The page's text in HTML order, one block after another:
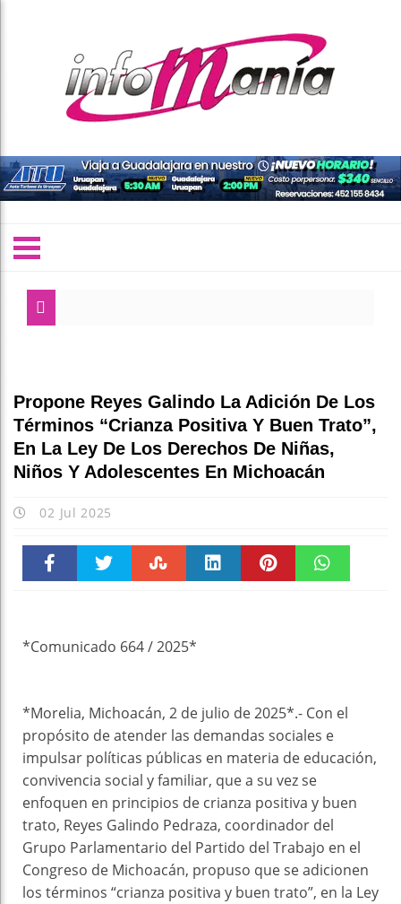
Propone Reyes Galindo La Adición De Los
Términos “crianza Positiva Y Buen Trato”,
En La Ley De Los Derechos De Niñas,
Niños Y Adolescentes En Michoacán
02 Jul 2025
*Comunicado 664 / 2025*
*Morelia, Michoacán, 2 de julio de 2025*.- Con el
propósito de atender las demandas sociales e
impulsar políticas públicas en materia de educación,
convivencia social y familiar, que a su vez se
enfoquen en principios de crianza positiva y buen
trato, Reyes Galindo Pedraza, coordinador del
Grupo Parlamentario del Partido del Trabajo en el
Congreso de Michoacán, propuso que se adicionen
los términos “crianza positiva y buen trato”, en la Ley